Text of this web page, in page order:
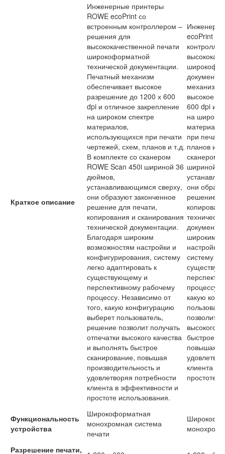
Краткое описание
Инженерные принтеры
ROWE ecoPrint со
встроенным контроллером –
решения для
высококачественной печати
широкоформатной
технической документации.
Печатный механизм
обеспечивает высокое
разрешение до 1200 х 600
dpi и отличное закрепление
на широком спектре
материалов,
использующихся при печати
чертежей, схем, планов и т.д.
В комплекте со сканером
ROWE Scan 450i шириной 36
дюймов,
устанавливающимся сверху,
они образуют законченное
решение для печати,
копирования и сканирования
технической документации.
Благодаря широким
возможностям настройки и
конфигурирования, систему
легко адаптировать к
существующему и
перспективному рабочему
процессу. Независимо от
того, какую конфигурацию
выберет пользователь,
решение позволит получать
отпечатки высокого качества
и выполнять быстрое
сканирование, повышая
производительность и
удовлетворяя потребности
клиента в эффективности и
простоте использования.
ecoPrint
механизм
высокое
600 dpi и
на
при
планов и
сканером
шириной
они
решение
широким
настройки
систему
процессу.
какую
позволит
высокого
быстрое
повышая
клиента в
простоте
Функциональность
устройства
Широкоформатная
монохромная система
печати
Разрешение печати,